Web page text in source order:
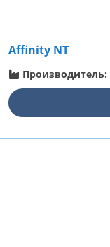
Affinity NT
Производитель: